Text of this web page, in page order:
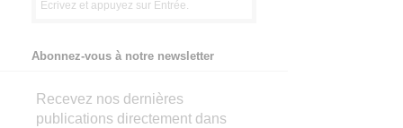
Abonnez-vous à notre newsletter
Recevez nos dernières
publications directement dans